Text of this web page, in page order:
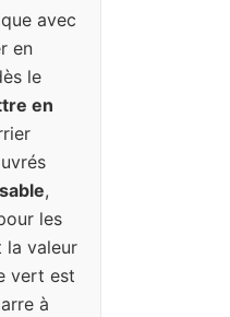
avec
en
le
en
,
les
la valeur
vert est
à